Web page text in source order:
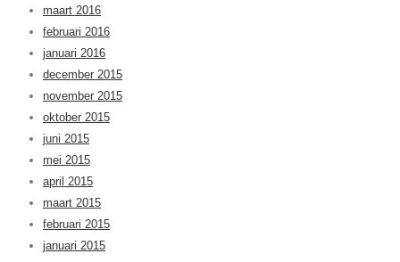
maart 2016
februari 2016
januari 2016
december 2015
november 2015
oktober 2015
juni 2015
mei 2015
april 2015
maart 2015
februari 2015
januari 2015